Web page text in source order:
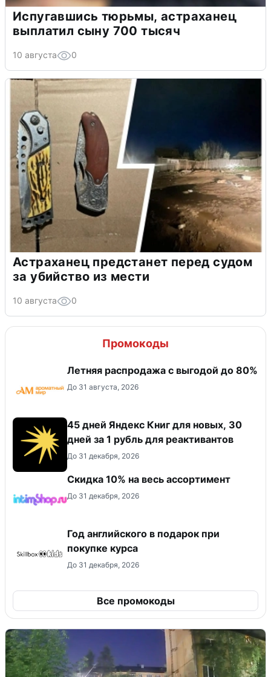
Испугавшись тюрьмы, астраханец
выплатил сыну 700 тысяч
10 августа 0
Астраханец предстанет перед судом
за убийство из мести
10 августа 0
Промокоды
Летняя распродажа с выгодой до 80%
До 31 августа, 2026
45 дней Яндекс Книг для новых, 30
дней за 1 рубль для реактивантов
До 31 декабря, 2026
Скидка 10% на весь ассортимент
До 31 декабря, 2026
Год английского в подарок при
покупке курса
До 31 декабря, 2026
Все промокоды